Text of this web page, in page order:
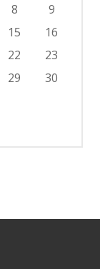
8
9
15
16
22
23
29
30